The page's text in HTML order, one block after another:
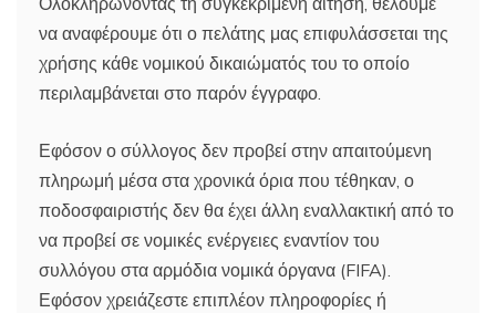
να αναφέρουμε ότι ο πελάτης μας επιφυλάσσεται της
χρήσης κάθε νομικού δικαιώματός του το οποίο
περιλαμβάνεται στο παρόν έγγραφο.
Εφόσον ο σύλλογος δεν προβεί στην απαιτούμενη
πληρωμή μέσα στα χρονικά όρια που τέθηκαν, ο
ποδοσφαιριστής δεν θα έχει άλλη εναλλακτική από το
να προβεί σε νομικές ενέργειες εναντίον του
συλλόγου στα αρμόδια νομικά όργανα (FIFA).
Εφόσον χρειάζεστε επιπλέον πληροφορίες ή